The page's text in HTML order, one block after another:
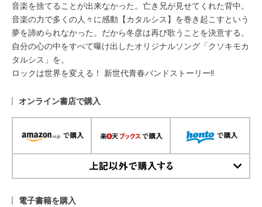
音楽を捨てることが出来なかった。亡き兄が見せてくれた背中。
音楽の力で多くの人々に感動【カタルシス】を巻き起こすという
夢を諦められなかった。だから冬彦は再び歌うことを決意する。
自分の心の中をすべて曝け出したオリジナルソング「クソキモカ
タルシス」を。
ロックは世界を変える！ 新世代青春バンドストーリー!!
オンライン書店で購入
電子書籍を購入